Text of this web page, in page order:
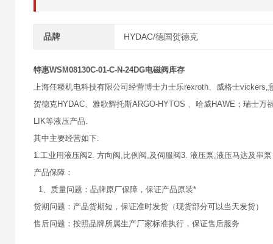
品牌 HYDAC/德国贺德克
特惠WSM08130C-01-C-N-24DG电磁阀库存
上海任稷机电科技有限公司经营博士力士乐rexroth、威格士
贺德克HYDAC、雅歌辉托斯ARGO-HYTOS 、哈威HAWE；瑞士
LIK等液压产品.
其中主要经营如下:
1.工业用液压阀2. 方向阀,比例阀,及伺服阀3. 液压泵,液压马达及串
产品保障：
1、质量问题：品牌原厂保障，保证产品原装*
货期问题：产品货期短，保证准时发货（现货部分可以当天发货）
售后问题：按照品牌所属生产厂家标准执行，保证售后服务